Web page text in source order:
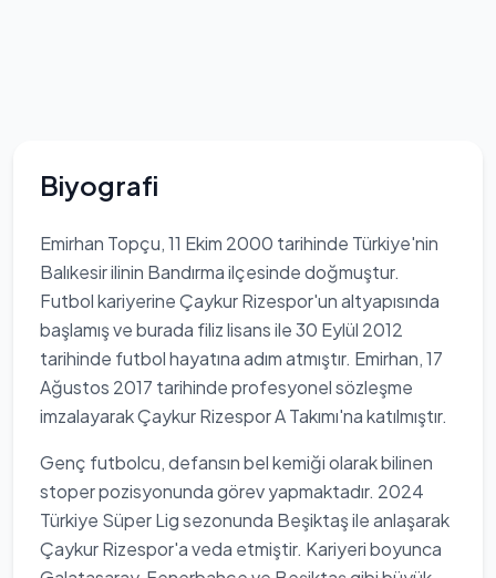
Biyografi
Emirhan Topçu, 11 Ekim 2000 tarihinde Türkiye'nin
Balıkesir ilinin Bandırma ilçesinde doğmuştur.
Futbol kariyerine Çaykur Rizespor'un altyapısında
başlamış ve burada filiz lisans ile 30 Eylül 2012
tarihinde futbol hayatına adım atmıştır. Emirhan, 17
Ağustos 2017 tarihinde profesyonel sözleşme
imzalayarak Çaykur Rizespor A Takımı'na katılmıştır.
Genç futbolcu, defansın bel kemiği olarak bilinen
stoper pozisyonunda görev yapmaktadır. 2024
Türkiye Süper Lig sezonunda Beşiktaş ile anlaşarak
Çaykur Rizespor'a veda etmiştir. Kariyeri boyunca